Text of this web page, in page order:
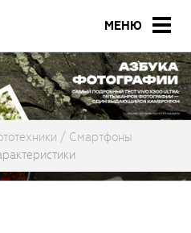
МЕНЮ
Смартфоны